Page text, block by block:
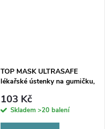
TOP MASK ULTRASAFE
lékařské ústenky na gumičku,
103 Kč
Skladem >20 balení